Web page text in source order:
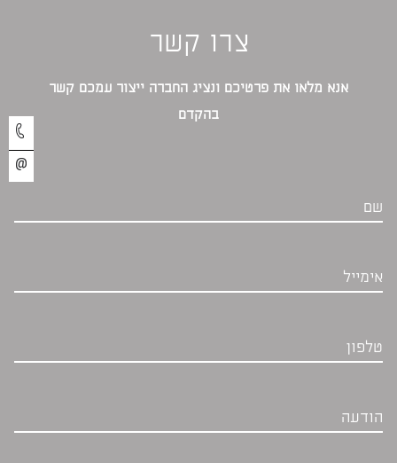
צרו קשר
אנא מלאו את פרטיכם ונציג החברה ייצור עמכם קשר
בהקדם‎
שם
אימייל
טלפון
הודעה